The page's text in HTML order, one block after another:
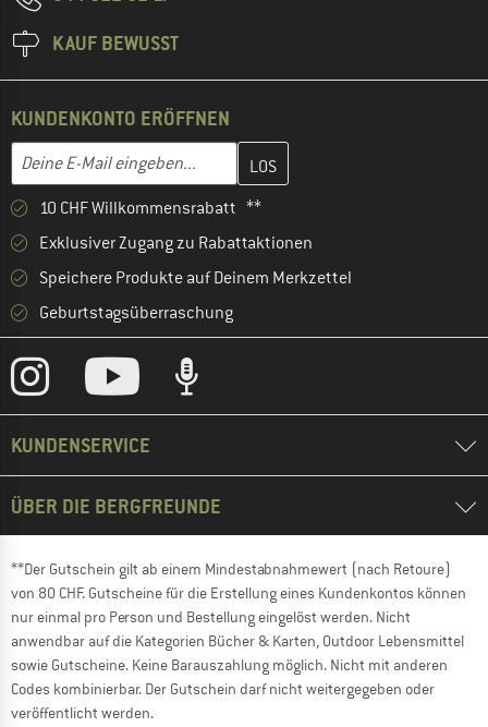
KAUF BEWUSST
KUNDENKONTO ERÖFFNEN
E-Mail-Adresse
Gib hier deine E-Mail-Adresse ein und erstelle im nächsten
10 CHF Willkommensrabatt **
Exklusiver Zugang zu Rabattaktionen
Speichere Produkte auf Deinem Merkzettel
Geburtstagsüberraschung
KUNDENSERVICE
ÜBER DIE BERGFREUNDE
**Der Gutschein gilt ab einem Mindestabnahmewert (nach Retoure)
von 80 CHF. Gutscheine für die Erstellung eines Kundenkontos können
nur einmal pro Person und Bestellung eingelöst werden. Nicht
anwendbar auf die Kategorien Bücher & Karten, Outdoor Lebensmittel
sowie Gutscheine. Keine Barauszahlung möglich. Nicht mit anderen
Codes kombinierbar. Der Gutschein darf nicht weitergegeben oder
veröffentlicht werden.